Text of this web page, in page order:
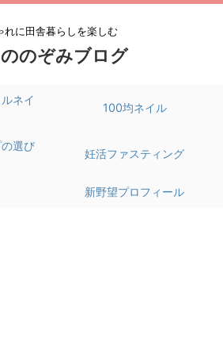
れに田舎暮らしを楽しむ
のぞみブログ
ネイ
100均ネイル
選び
妊活ファスティング
新野望プロフィール